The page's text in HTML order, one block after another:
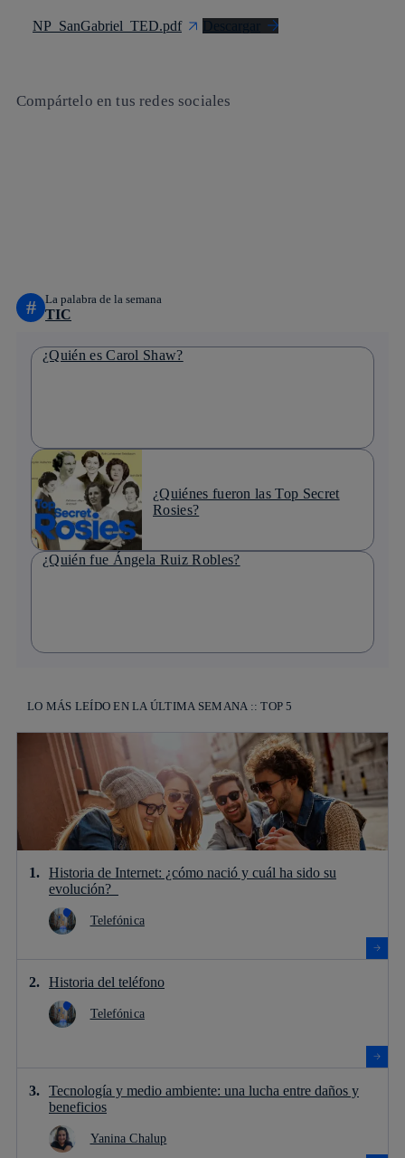
NP_SanGabriel_TED.pdf Descargar
Compártelo en tus redes sociales
# La palabra de la semana
TIC
¿Quién es Carol Shaw?
¿Quiénes fueron las Top Secret
Rosies?
¿Quién fue Ángela Ruiz Robles?
LO MÁS LEÍDO EN LA ÚLTIMA SEMANA :: TOP 5
Historia de Internet: ¿cómo nació y cuál ha sido su
evolución?
Telefónica
Historia del teléfono
Telefónica
Tecnología y medio ambiente: una lucha entre daños y
beneficios
Yanina Chalup